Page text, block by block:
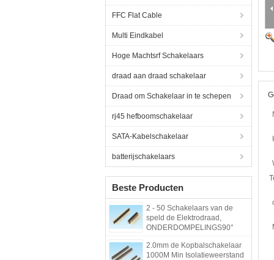
FFC Flat Cable
Multi Eindkabel
Hoge Machtsrf Schakelaars
draad aan draad schakelaar
Draad om Schakelaar in te schepen
rj45 hefboomschakelaar
SATA-Kabelschakelaar
batterijschakelaars
Beste Producten
2 - 50 Schakelaars van de
speld de Elektrodraad,
ONDERDOMPELINGS90°
van de Speldkopbal
2.0mm de Kopbalschakelaar
1000M Min Isolatieweerstand